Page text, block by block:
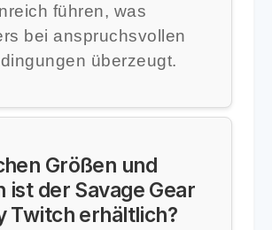
führen, was
bei anspruchsvollen
überzeugt.
Größen und
ist der Savage Gear
Twitch erhältlich?